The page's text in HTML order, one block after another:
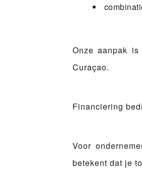
Onze aanpak
Curaçao.
Financiering
Voor
betekent dat je